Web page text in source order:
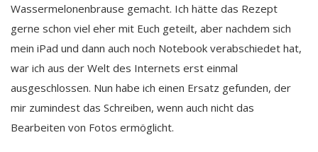
Wassermelonenbrause gemacht. Ich hätte das Rezept
gerne schon viel eher mit Euch geteilt, aber nachdem sich
mein iPad und dann auch noch Notebook verabschiedet hat,
war ich aus der Welt des Internets erst einmal
ausgeschlossen. Nun habe ich einen Ersatz gefunden, der
mir zumindest das Schreiben, wenn auch nicht das
Bearbeiten von Fotos ermöglicht.